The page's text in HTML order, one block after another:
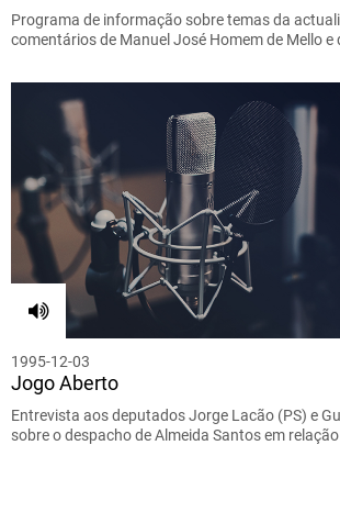
Programa de informação sobre temas da
comentários de Manuel José Homem de Mello
1995-12-03
Jogo Aberto
Entrevista aos deputados Jorge Lacão (PS) e
sobre o despacho de Almeida Santos em